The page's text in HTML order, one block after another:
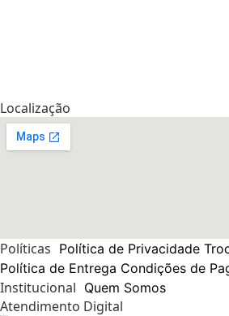
Localização
Políticas Política de Privacidade
Política de Entrega Condições de
Institucional Quem Somos
Atendimento Digital